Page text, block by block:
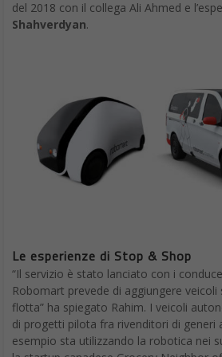
del 2018 con il collega Ali Ahmed e
Shahverdyan.
Le esperienze di Stop & Shop
“Il servizio è stato lanciato con i
Robomart prevede di aggiungere
flotta” ha spiegato Rahim. I veicoli
di progetti pilota fra rivenditori di generi
esempio sta utilizzando la robotica nei